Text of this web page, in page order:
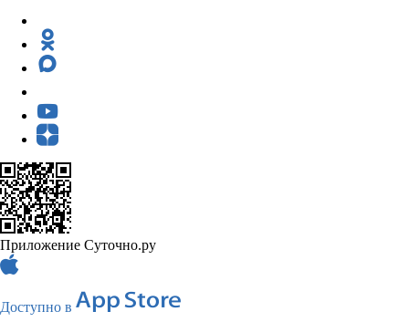
Приложение Суточно.ру
Доступно в